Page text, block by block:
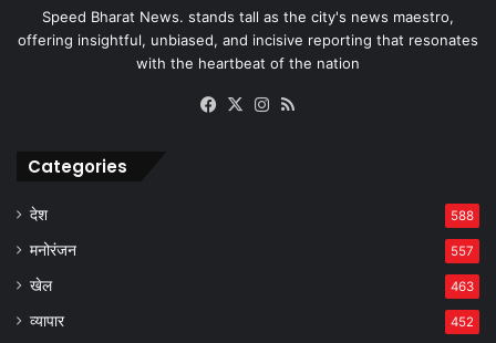
Speed Bharat News. stands tall as the city's news maestro,
offering insightful, unbiased, and incisive reporting that resonates
with the heartbeat of the nation
Facebook
X Instagram
Categories
देश 588
मनोरंजन 557
खेल 463
व्यापार 452